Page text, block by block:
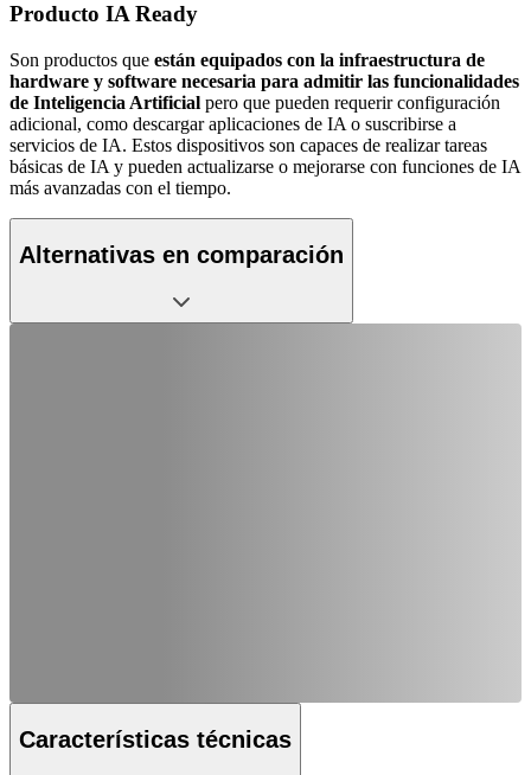
Producto IA Ready
Son productos que están equipados con la infraestructura de
hardware y software necesaria para admitir las funcionalidades
de Inteligencia Artificial pero que pueden requerir configuración
adicional, como descargar aplicaciones de IA o suscribirse a
servicios de IA. Estos dispositivos son capaces de realizar tareas
básicas de IA y pueden actualizarse o mejorarse con funciones de IA
más avanzadas con el tiempo.
Alternativas en comparación
Características técnicas